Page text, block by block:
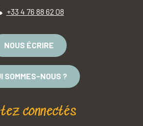
+33 4 76 88 62 08
NOUS ÉCRIRE
SOMMES-NOUS ?
connectés